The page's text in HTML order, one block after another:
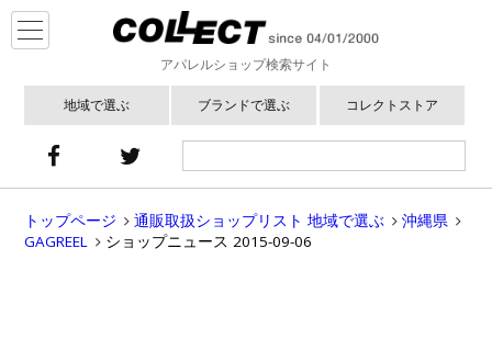
アパレルショップ検索サイト
地域で選ぶ ブランドで選ぶ コレクトストア
トップページ 通販取扱ショップリスト 地域で選ぶ
沖縄県
GAGREEL
ショップニュース 2015-09-06